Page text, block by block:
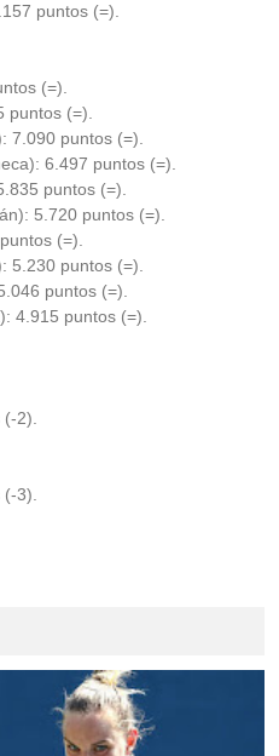
puntos (=).
(=).
puntos (=).
7.090 puntos (=).
6.497 puntos (=).
puntos (=).
5.720 puntos (=).
(=).
5.230 puntos (=).
puntos (=).
4.915 puntos (=).
2).
3).